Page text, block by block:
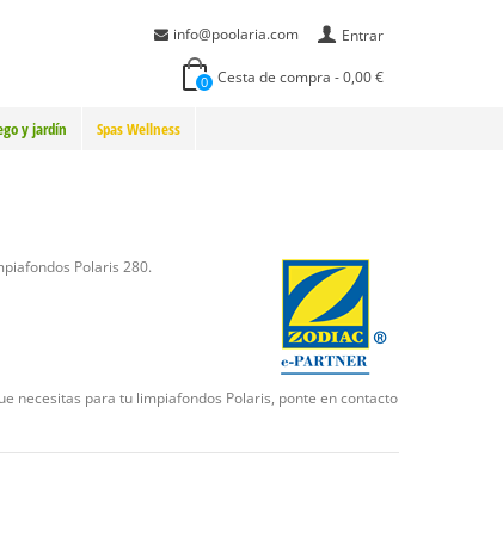
Entrar
info@poolaria.com
0 Cesta de compra -0,00 €
y jardín Spas Wellness
Polaris 280.
necesitas para tu limpiafondos Polaris, ponte en contacto